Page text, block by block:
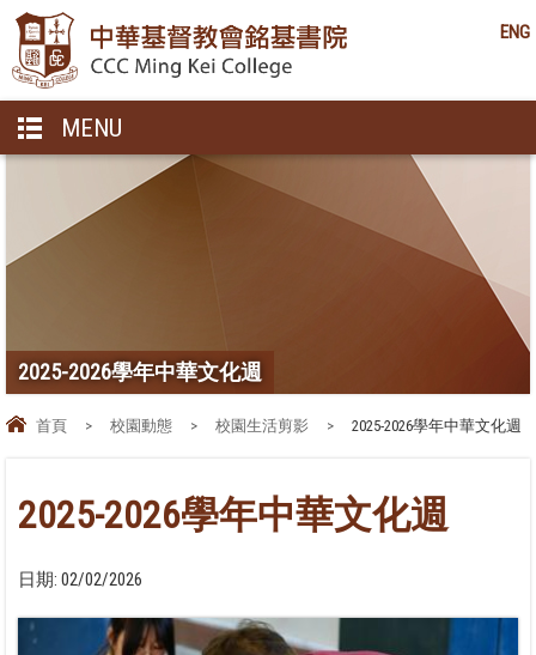
ENG
MENU
2025-2026學年中華文化週
首頁 > 校園動態 > 校園生活剪影 > 2025-2026學年中華文化週
2025-2026學年中華文化週
日期: 02/02/2026